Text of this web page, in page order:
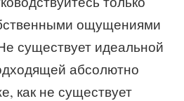
ощущениями
существует идеальной
абсолютно
как не существует